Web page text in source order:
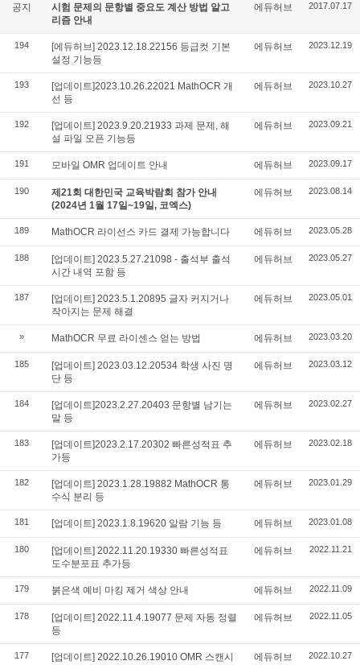
공지
시험 문제의 문항별 중요도 계산 방법 알고
리즘 안내
에듀허브 2017.07.17
194
[에듀허브] 2023.12.18.22156 등급컷 기본
설정 기능등
에듀허브 2023.12.19
193
[업데이트]2023.10.26.22021 MathOCR 개
선 등
에듀허브 2023.10.27
192
[업데이트] 2023.9.20.21933 과제 문제, 해
설 파일 오픈 기능등
에듀허브 2023.09.21
191 모바일 OMR 업데이트 안내 에듀허브 2023.09.17
190
제21회 대한민국 교육박람회 참가 안내
(2024년 1월 17일~19일, 코엑스)
에듀허브 2023.08.14
189 MathOCR 라이선스 카드 결제 가능합니다 에듀허브 2023.05.28
188
[업데이트] 2023.5.27.21098 - 출석부 출석
시간 내역 포함 등
에듀허브 2023.05.27
187
[업데이트] 2023.5.1.20895 글자 커지거나
작아지는 문제 해결
에듀허브 2023.05.01
» MathOCR 무료 라이센스 얻는 방법 에듀허브 2023.03.20
185
[업데이트] 2023.03.12.20534 학생 사진 명
단 등
에듀허브 2023.03.12
184
[업데이트]2023.2.27.20403 문항별 남기는
말 등
에듀허브 2023.02.27
183
[업데이트]2023.2.17.20302 빠른성적표 추
가등
에듀허브 2023.02.18
182
[업데이트] 2023.1.28.19882 MathOCR 통
수식 분리 등
에듀허브 2023.01.29
181 [업데이트] 2023.1.8.19620 알람 기능 등 에듀허브 2023.01.08
180
[업데이트] 2022.11.20.19330 빠른성적표
도수분포표 추가등
에듀허브 2022.11.21
179 붉은색 예비 마킹 제거 색상 안내 에듀허브 2022.11.09
178
[업데이트] 2022.11.4.19077 문제 자동 정렬
등
에듀허브 2022.11.05
177
[업데이트] 2022.10.26.19010 OMR 스캔시
에듀허브 2022.10.27